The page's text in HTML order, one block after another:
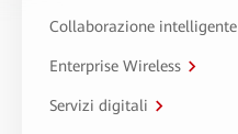
Collaborazione intelligente
Enterprise Wireless
Servizi digitali